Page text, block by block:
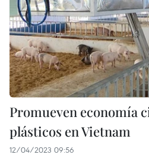
Promueven economía
plásticos en Vietnam
12/04/2023 09:56